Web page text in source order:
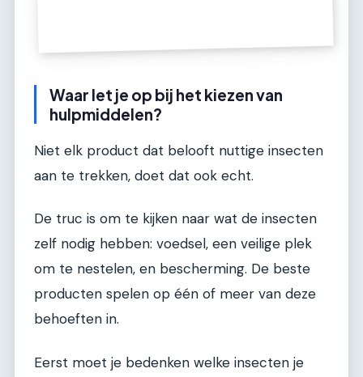
Waar let je op bij het kiezen van
hulpmiddelen?
Niet elk product dat belooft nuttige insecten
aan te trekken, doet dat ook echt.
De truc is om te kijken naar wat de insecten
zelf nodig hebben: voedsel, een veilige plek
om te nestelen, en bescherming. De beste
producten spelen op één of meer van deze
behoeften in.
Eerst moet je bedenken welke insecten je